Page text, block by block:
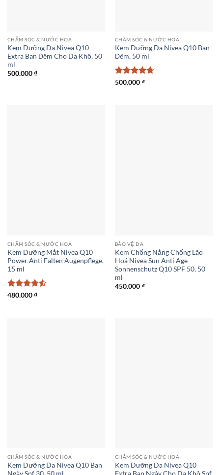
CHĂM SÓC & NƯỚC HOA
Kem Dưỡng Da Nivea Q10
Extra Ban Đêm Cho Da Khô, 50
ml
500.000₫
CHĂM SÓC & NƯỚC HOA
Kem Dưỡng Da Nivea Q10 Ban
Đêm, 50 ml
Được xếp
500.000₫
CHĂM SÓC & NƯỚC HOA
Kem Dưỡng Mắt Nivea Q10
Power Anti Falten Augenpflege,
15 ml
Được xếp
480.000₫
BẢO VỆ DA
Kem Chống Nắng Chống Lão
Hoá Nivea Sun Anti Age
Sonnenschutz Q10 SPF 50, 50
ml
450.000₫
CHĂM SÓC & NƯỚC HOA
Kem Dưỡng Da Nivea Q10 Ban
Ngày Spf 30, 50 ml
CHĂM SÓC & NƯỚC HOA
Kem Dưỡng Da Nivea Q10
Extra Ban Ngày Cho Da Khô Spf